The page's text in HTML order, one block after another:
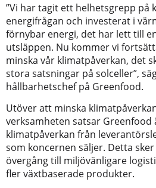
”Vi har tagit ett helhetsgrepp på
energifrågan och investerat i
förnybar energi, det har lett till
utsläppen. Nu kommer vi
minska vår klimatpåverkan, det
stora satsningar på solceller”,
hållbarhetschef på Greenfood.
Utöver att minska
verksamheten satsar Greenfood
klimatpåverkan från
som koncernen säljer. Detta
övergång till miljövänligare
fler växtbaserade produkter.